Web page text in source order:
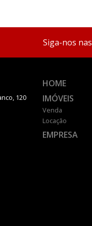
Siga-nos
120
HOME
IMÓVEIS
Venda
Locação
EMPRESA